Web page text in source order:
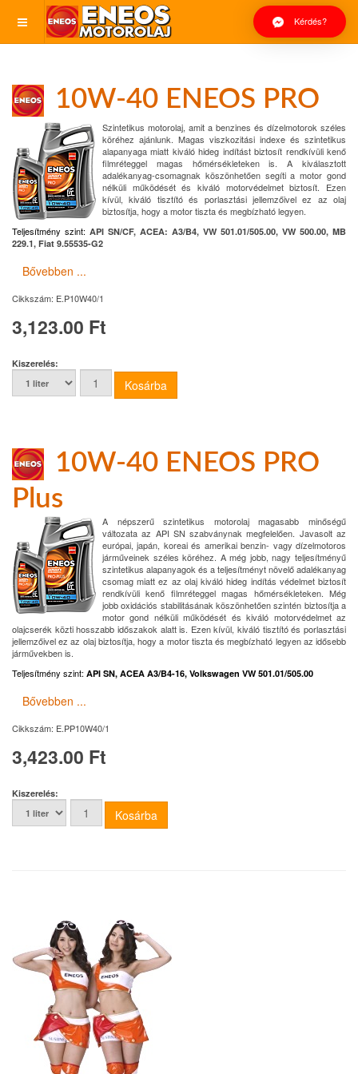
Kérdés?
10W-40 ENEOS PRO
Szintetikus motorolaj, amit a benzines és dízelmotorok széles
köréhez ajánlunk. Magas viszkozitási indexe és szintetikus
alapanyaga miatt kiváló hideg indítást biztosít rendkívüli kenő
filmréteggel magas hőmérsékleteken is. A kiválasztott
adalékanyag-csomagnak köszönhetően segíti a motor gond
nélküli működését és kiváló motorvédelmet biztosít. Ezen
kívül, kiváló tisztító és porlasztási jellemzőivel ez az olaj
biztosítja, hogy a motor tiszta és megbízható legyen.
Teljesítmény szint: API SN/CF, ACEA: A3/B4, VW 501.01/505.00, VW 500.00, MB
229.1, Fiat 9.55535-G2
Bővebben ...
Cikkszám: E.P10W40/1
3,123.00 Ft
Kiszerelés:
10W-40 ENEOS PRO
Plus
A népszerű szintetikus motorolaj magasabb minőségű
változata az API SN szabványnak megfelelően. Javasolt az
európai, japán, koreai és amerikai benzin- vagy dízelmotoros
járműveinek széles köréhez. A még jobb, nagy teljesítményű
szintetikus alapanyagok és a teljesítményt növelő adalékanyag
csomag miatt ez az olaj kiváló hideg indítás védelmet biztosít
rendkívüli kenő filmréteggel magas hőmérsékleteken. Még
jobb oxidációs stabilitásának köszönhetően szintén biztosítja a
motor gond nélküli működését és kiváló motorvédelmet az
olajcserék közti hosszabb időszakok alatt is. Ezen kívül, kiváló tisztító és porlasztási
jellemzőivel ez az olaj biztosítja, hogy a motor tiszta és megbízható legyen az idősebb
járművekben is.
Teljesítmény szint: API SN, ACEA A3/B4-16, Volkswagen VW 501.01/505.00
Bővebben ...
Cikkszám: E.PP10W40/1
3,423.00 Ft
Kiszerelés: